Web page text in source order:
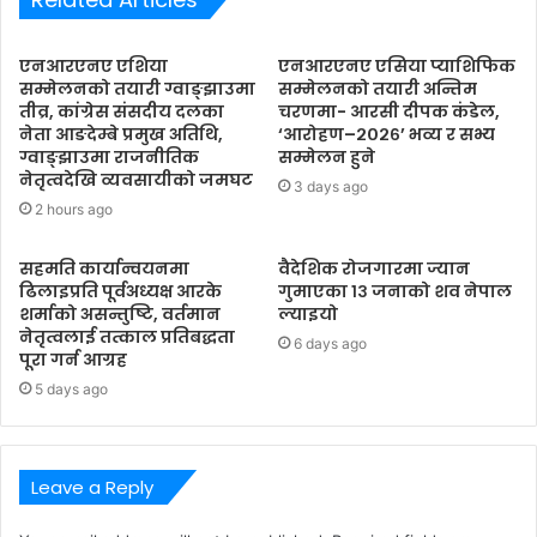
एनआरएनए एशिया
सम्मेलनको तयारी ग्वाङ्झाउमा
तीव्र, कांग्रेस संसदीय दलका
नेता आङदेम्बे प्रमुख अतिथि,
ग्वाङ्झाउमा राजनीतिक
नेतृत्वदेखि व्यवसायीको जमघट
2 hours ago
एनआरएनए एसिया प्याशिफिक
सम्मेलनको तयारी अन्तिम
चरणमा- आरसी दीपक कंडेल,
‘आरोहण–२०२६’ भव्य र सभ्य
सम्मेलन हुने
3 days ago
सहमति कार्यान्वयनमा
ढिलाइप्रति पूर्वअध्यक्ष आरके
शर्माको असन्तुष्टि, वर्तमान
नेतृत्वलाई तत्काल प्रतिबद्धता
पूरा गर्न आग्रह
5 days ago
वैदेशिक रोजगारमा ज्यान
गुमाएका १३ जनाको शव नेपाल
ल्याइयो
6 days ago
Leave a Reply